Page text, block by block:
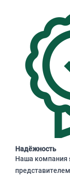
Надёжность
Наша компания